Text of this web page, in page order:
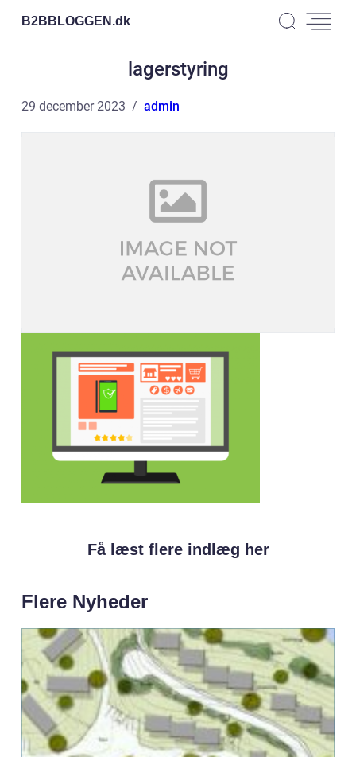
B2BBLOGGEN.dk
lagerstyring
29 december 2023 admin
Få læst flere indlæg her
Flere Nyheder